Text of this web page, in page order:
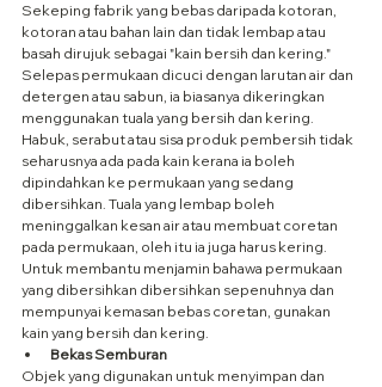
Sekeping fabrik yang bebas daripada kotoran,
kotoran atau bahan lain dan tidak lembap atau
basah dirujuk sebagai "kain bersih dan kering."
Selepas permukaan dicuci dengan larutan air dan
detergen atau sabun, ia biasanya dikeringkan
menggunakan tuala yang bersih dan kering.
Habuk, serabut atau sisa produk pembersih tidak
seharusnya ada pada kain kerana ia boleh
dipindahkan ke permukaan yang sedang
dibersihkan. Tuala yang lembap boleh
meninggalkan kesan air atau membuat coretan
pada permukaan, oleh itu ia juga harus kering.
Untuk membantu menjamin bahawa permukaan
yang dibersihkan dibersihkan sepenuhnya dan
mempunyai kemasan bebas coretan, gunakan
kain yang bersih dan kering.
Bekas Semburan
Objek yang digunakan untuk menyimpan dan